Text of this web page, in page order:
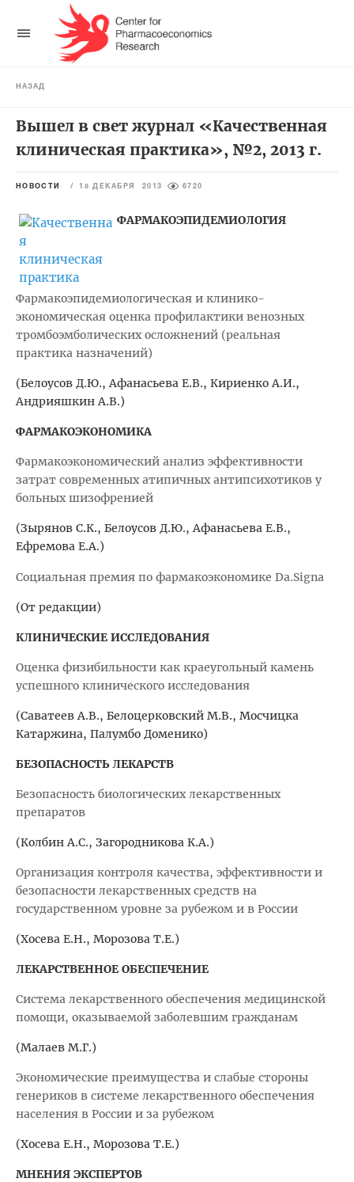
НАЗАД
Вышел в свет журнал «Качественная
клиническая практика», №2, 2013 г.
НОВОСТИ / 18 ДЕКАБРЯ 2013 6720
ФАРМАКОЭПИДЕМИОЛОГИЯ
Фармакоэпидемиологическая и клинико-
экономическая оценка профилактики венозных
тромбоэмболических осложнений (реальная
практика назначений)
(Белоусов Д.Ю., Афанасьева Е.В., Кириенко А.И.,
Андрияшкин А.В.)
ФАРМАКОЭКОНОМИКА
Фармакоэкономический анализ эффективности
затрат современных атипичных антипсихотиков у
больных шизофренией
(Зырянов С.К., Белоусов Д.Ю., Афанасьева Е.В.,
Ефремова Е.А.)
Социальная премия по фармакоэкономике Da.Signa
(От редакции)
КЛИНИЧЕСКИЕ ИССЛЕДОВАНИЯ
Оценка физибильности как краеугольный камень
успешного клинического исследования
(Саватеев А.В., Белоцерковский М.В., Мосчицка
Катаржина, Палумбо Доменико)
БЕЗОПАСНОСТЬ ЛЕКАРСТВ
Безопасность биологических лекарственных
препаратов
(Колбин А.С., Загородникова К.А.)
Организация контроля качества, эффективности и
безопасности лекарственных средств на
государственном уровне за рубежом и в России
(Хосева Е.Н., Морозова Т.Е.)
ЛЕКАРСТВЕННОЕ ОБЕСПЕЧЕНИЕ
Система лекарственного обеспечения медицинской
помощи, оказываемой заболевшим гражданам
(Малаев М.Г.)
Экономические преимущества и слабые стороны
генериков в системе лекарственного обеспечения
населения в России и за рубежом
(Хосева Е.Н., Морозова Т.Е.)
МНЕНИЯ ЭКСПЕРТОВ